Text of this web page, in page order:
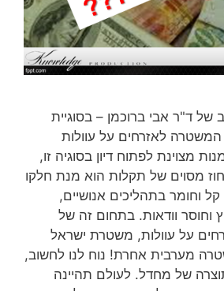
של ד"ר אבי ברוכמן – בסוגיית
לאזרחים על עוולות
מצוינת לפתוח דיון בסוגיה זו,
מסוים של תקלות הוא מנת חלקו
וחומר בתהליכים אנושיים,
וחוסר וודאות. בתחום זה של
על עוולות, משטרת ישראל
מערבית אחרת! נוח לנו לחשוב,
של מחדל. לעולם תהיינה